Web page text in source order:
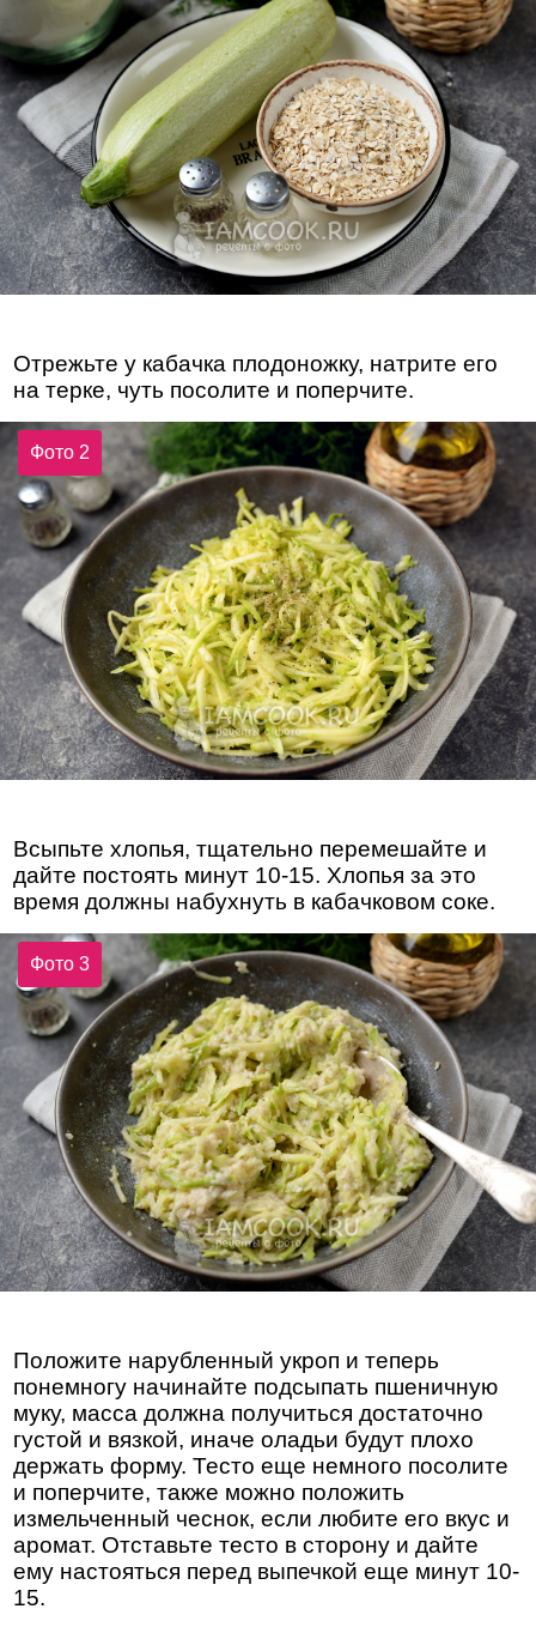
Отрежьте у кабачка плодоножку, натрите его
на терке, чуть посолите и поперчите.
Фото 2
Всыпьте хлопья, тщательно перемешайте и
дайте постоять минут 10-15. Хлопья за это
время должны набухнуть в кабачковом соке.
Фото 3
Положите нарубленный укроп и теперь
понемногу начинайте подсыпать пшеничную
муку, масса должна получиться достаточно
густой и вязкой, иначе оладьи будут плохо
держать форму. Тесто еще немного посолите
и поперчите, также можно положить
измельченный чеснок, если любите его вкус и
аромат. Отставьте тесто в сторону и дайте
ему настояться перед выпечкой еще минут 10-
15.